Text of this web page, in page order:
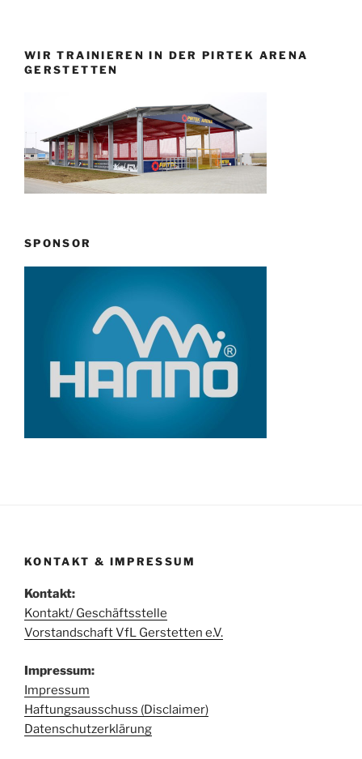
WIR TRAINIEREN IN DER PIRTEK ARENA
GERSTETTEN
SPONSOR
KONTAKT & IMPRESSUM
Kontakt:
Kontakt/ Geschäftsstelle
Vorstandschaft VfL Gerstetten e.V.
Impressum:
Impressum
Haftungsausschuss (Disclaimer)
Datenschutzerklärung